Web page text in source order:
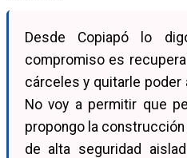
Desde Copiapó lo
compromiso es
cárceles y quitarle poder
No voy a permitir que
propongo la construcción
de alta seguridad